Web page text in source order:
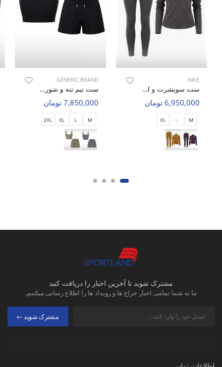
NIKE
ست سویشرت و لگ ورزشی زنانه نایک Nike Pro Motion W
6,950,000 تومان
M
L
XL
GENERIC BRAND
ست نیم تنه و شورتک ورزشی زنانه بدون برند Active Charm W
7,850,000 تومان
M
L
XL
2XL
مشترک شوید تا آخرین اخبار را دریافت کنید
ما به شما تمامی اخبار حراج ها و رویداد ها را اطلاع رسانی میکنیم.
مشترک شوید